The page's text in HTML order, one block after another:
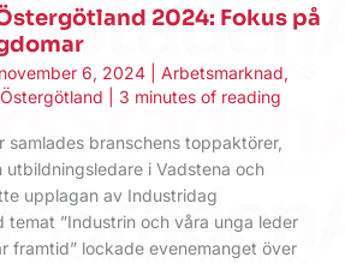
2024: Fokus på
november 6, 2024 Arbetsmarknad,
Östergötland 3 minutes of reading
samlades branschens toppaktörer,
utbildningsledare i Vadstena och
upplagan av Industridag
temat ”Industrin och våra unga leder
framtid” lockade evenemanget över